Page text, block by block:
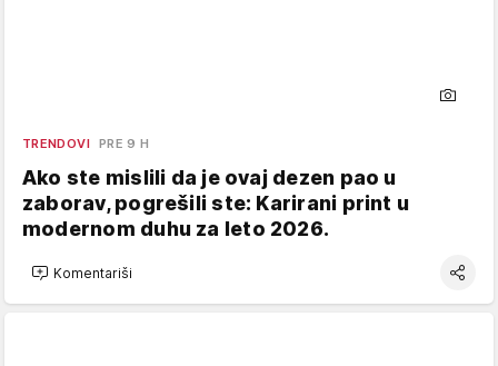
TRENDOVI PRE 9 H
Ako ste mislili da je ovaj dezen pao u
zaborav, pogrešili ste: Karirani print u
modernom duhu za leto 2026.
Komentariši